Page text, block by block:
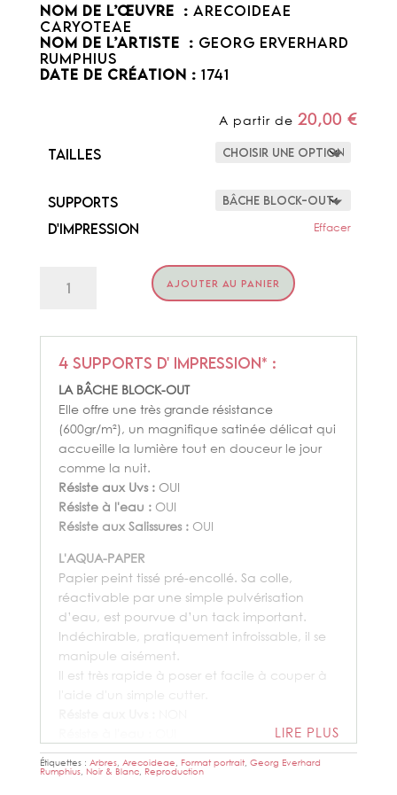
NOM DE L’ŒUVRE : Arecoideae
Caryoteae
NOM DE L’ARTISTE : Georg Erverhard
Rumphius
DATE DE CRÉATION : 1741
A partir de20,00€
Tailles
Supports
d'impression
Effacer
AJOUTER AU PANIER
4 supports d' impression* :
LA BÂCHE BLOCK-OUT
Elle offre une très grande résistance
(600gr/m²), un magnifique satinée délicat qui
accueille la lumière tout en douceur le jour
comme la nuit.
Résiste aux Uvs :OUI
Résiste à l'eau :OUI
Résiste aux Salissures :OUI
L'AQUA-PAPER
Papier peint tissé pré-encollé. Sa colle,
réactivable par une simple pulvérisation
d’eau, est pourvue d’un tack important.
Indéchirable, pratiquement infroissable, il se
manipule aisément.
Il est très rapide à poser et facile à couper à
Résiste aux Salissures :OUI
LIRE PLUS
Étiquettes : Arbres, Arecoideae, Format portrait, Georg Everhard
Rumphius, Noir & Blanc, Reproduction